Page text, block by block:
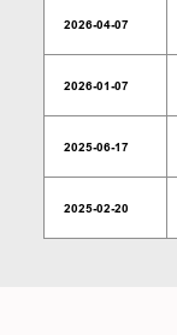
2026-04-07
2026-01-07
2025-06-17
2025-02-20